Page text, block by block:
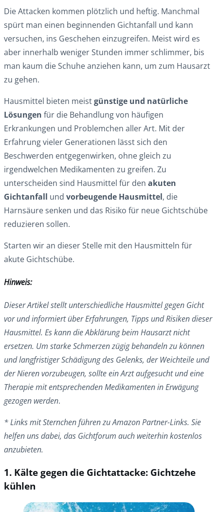
Die Attacken kommen plötzlich und heftig. Manchmal
spürt man einen beginnenden Gichtanfall und kann
versuchen, ins Geschehen einzugreifen. Meist wird es
aber innerhalb weniger Stunden immer schlimmer, bis
man kaum die Schuhe anziehen kann, um zum Hausarzt
zu gehen.
Hausmittel bieten meistgünstige und natürliche
Lösungen für die Behandlung von häufigen
Erkrankungen und Problemchen aller Art. Mit der
Erfahrung vieler Generationen lässt sich den
Beschwerden entgegenwirken, ohne gleich zu
irgendwelchen Medikamenten zu greifen. Zu
unterscheiden sind Hausmittel für den akuten
Gichtanfall und vorbeugende Hausmittel, die
Harnsäure senken und das Risiko für neue Gichtschübe
reduzieren sollen.
Starten wir an dieser Stelle mit den Hausmitteln für
akute Gichtschübe.
Hinweis:
Dieser Artikel stellt unterschiedliche Hausmittel gegen Gicht
vor und informiert über Erfahrungen, Tipps und Risiken dieser
Hausmittel. Es kann die Abklärung beim Hausarzt nicht
ersetzen. Um starke Schmerzen zügig behandeln zu können
und langfristiger Schädigung des Gelenks, der Weichteile und
der Nieren vorzubeugen, sollte ein Arzt aufgesucht und eine
Therapie mit entsprechenden Medikamenten in Erwägung
gezogen werden.
* Links mit Sternchen führen zu Amazon Partner-Links. Sie
helfen uns dabei, das Gichtforum auch weiterhin kostenlos
anzubieten.
1. Kälte gegen die Gichtattacke: Gichtzehe
kühlen